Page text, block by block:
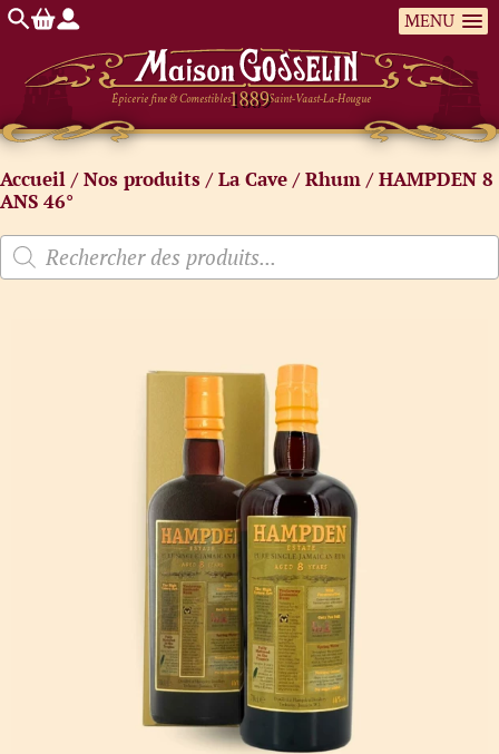
MENU
Épicerie fine & Comestibles Saint-Vaast-La-Hougue
Accueil /Nos produits /La Cave /Rhum / HAMPDEN 8
ANS 46°